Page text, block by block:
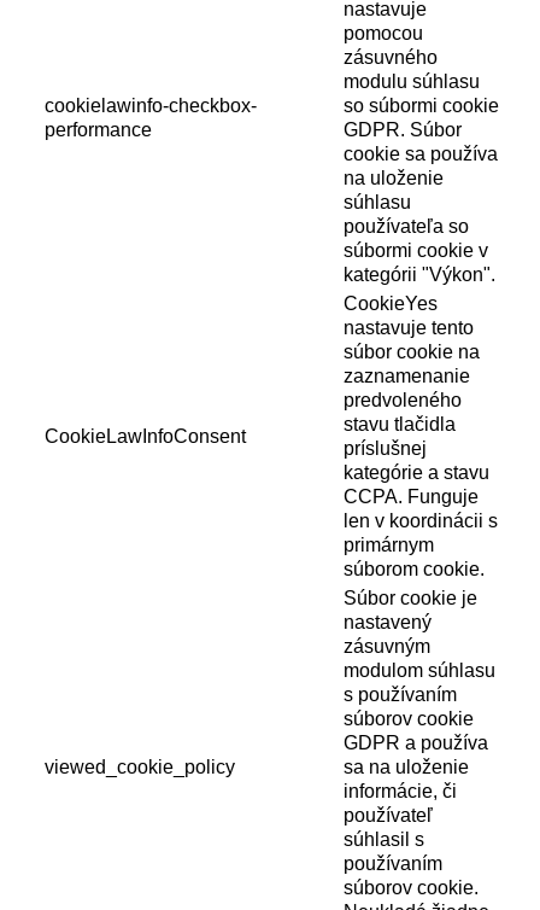
cookielawinfo-checkbox-
performance
nastavuje
pomocou
zásuvného
modulu súhlasu
so súbormi cookie
GDPR. Súbor
cookie sa používa
na uloženie
súhlasu
používateľa so
súbormi cookie v
kategórii "Výkon".
CookieLawInfoConsent
CookieYes
nastavuje tento
súbor cookie na
zaznamenanie
predvoleného
stavu tlačidla
príslušnej
kategórie a stavu
CCPA. Funguje
len v koordinácii s
primárnym
súborom cookie.
viewed_cookie_policy
Súbor cookie je
nastavený
zásuvným
modulom súhlasu
s používaním
súborov cookie
GDPR a používa
sa na uloženie
informácie, či
používateľ
súhlasil s
používaním
súborov cookie.